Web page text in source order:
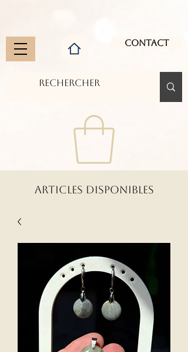
Contact
ARTICLES DISPONIBLES